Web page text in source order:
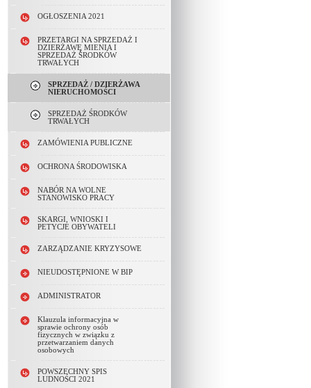
OGŁOSZENIA 2021
PRZETARGI NA SPRZEDAŻ I
DZIERŻAWĘ MIENIA I
SPRZEDAŻ ŚRODKÓW
TRWAŁYCH
SPRZEDAŻ / DZIERŻAWA
NIERUCHOMOŚCI
SPRZEDAŻ ŚRODKÓW
TRWAŁYCH
ZAMÓWIENIA PUBLICZNE
OCHRONA ŚRODOWISKA
NABÓR NA WOLNE
STANOWISKO PRACY
SKARGI, WNIOSKI I
PETYCJE OBYWATELI
ZARZĄDZANIE KRYZYSOWE
NIEUDOSTĘPNIONE W BIP
ADMINISTRATOR
Klauzula informacyjna w
sprawie ochrony osób
fizycznych w związku z
przetwarzaniem danych
osobowych
POWSZECHNY SPIS
LUDNOŚCI 2021